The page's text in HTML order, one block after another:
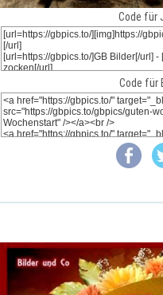
Code für
Code für